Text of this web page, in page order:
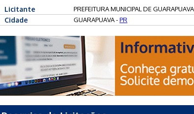
Licitante PREFEITURA MUNICIPAL DE
Cidade GUARAPUAVA -PR